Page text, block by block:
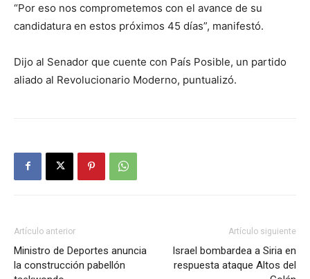
“Por eso nos comprometemos con el avance de su
candidatura en estos próximos 45 días”, manifestó.
Dijo al Senador que cuente con País Posible, un partido
aliado al Revolucionario Moderno, puntualizó.
Artículo anterior
Ministro de Deportes anuncia
la construcción pabellón
Artículo siguiente
Israel bombardea a Siria en
respuesta ataque Altos del